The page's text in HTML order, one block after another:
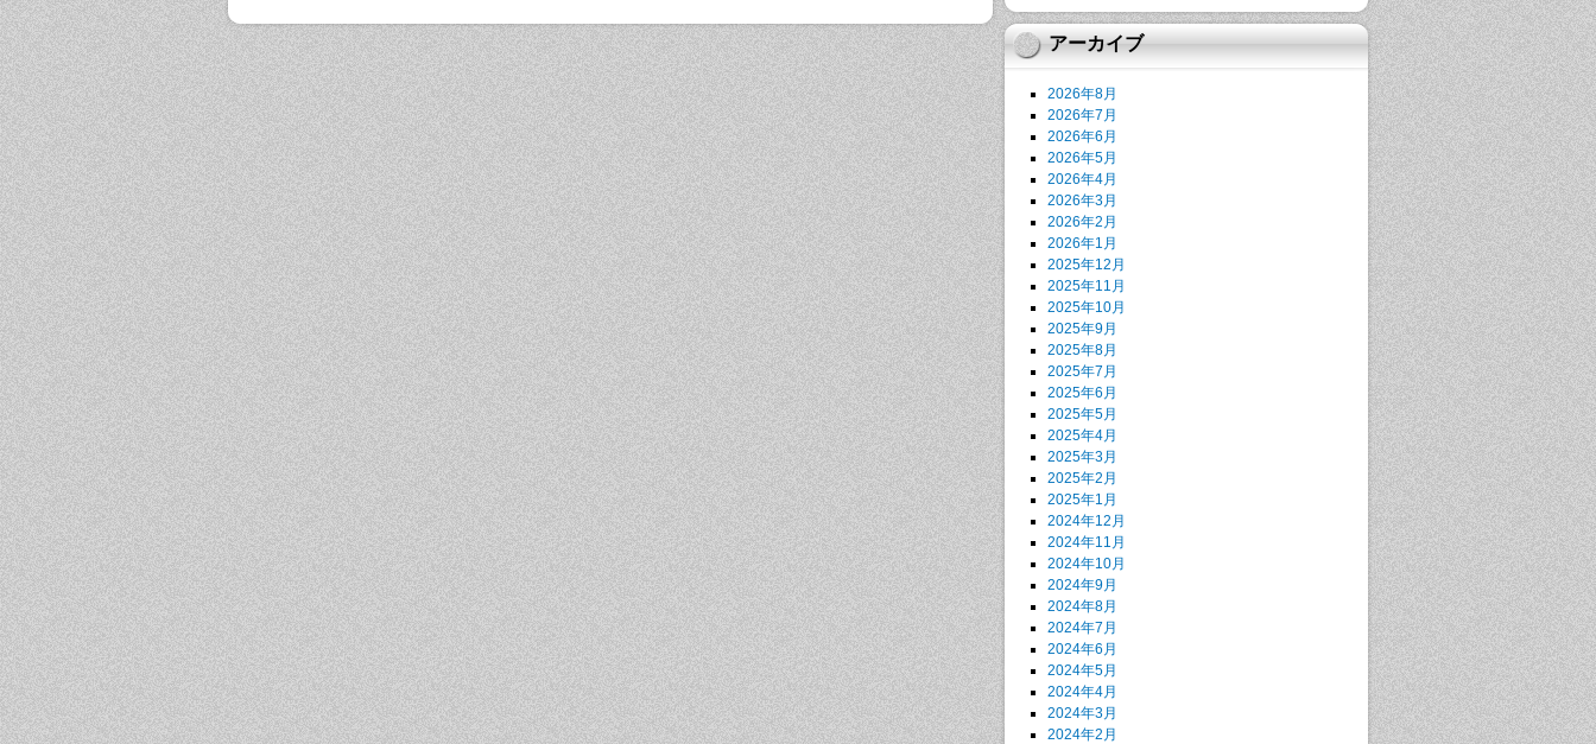
アーカイブ
2026年8月
2026年7月
2026年6月
2026年5月
2026年4月
2026年3月
2026年2月
2026年1月
2025年12月
2025年11月
2025年10月
2025年9月
2025年8月
2025年7月
2025年6月
2025年5月
2025年4月
2025年3月
2025年2月
2025年1月
2024年12月
2024年11月
2024年10月
2024年9月
2024年8月
2024年7月
2024年6月
2024年5月
2024年4月
2024年3月
2024年2月